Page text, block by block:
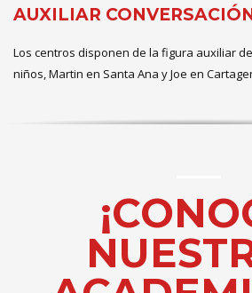
AUXILIAR
Los centros disponen de la figura auxiliar
niños, Martin en Santa Ana y Joe en